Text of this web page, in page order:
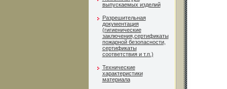
выпускаемых изделий
Разрешительная
документация
(гигиенические
заключения,сертификаты
пожарной безопасности,
сертификаты
соответствия и т.п.)
Технические
характеристики
материала